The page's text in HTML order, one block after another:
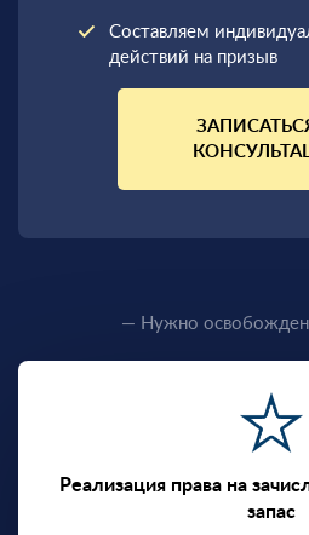
Составляем
действий на призыв
— Нужно
Реализация права на
запас